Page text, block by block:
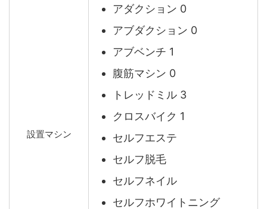
設置マシン
アダクション 0
アブダクション 0
アブベンチ 1
腹筋マシン 0
トレッドミル 3
クロスバイク 1
セルフエステ
セルフ脱毛
セルフネイル
セルフホワイトニング